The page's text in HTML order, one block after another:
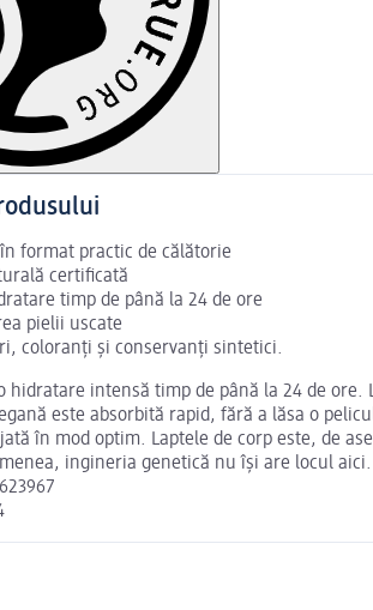
format practic de călătorie
certificată
timp de până la 24 de ore
pielii uscate
coloranți și conservanți sintetici.
hidratare intensă timp de până la 24 de
este absorbită rapid, fără a lăsa o
în mod optim. Laptele de corp este, de
ingineria genetică nu își are locul